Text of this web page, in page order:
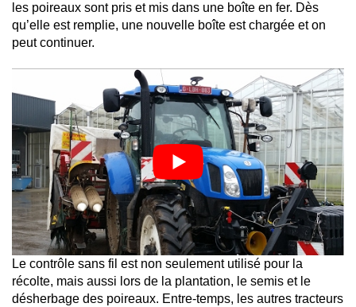
les poireaux sont pris et mis dans une boîte en fer. Dès
qu’elle est remplie, une nouvelle boîte est chargée et on
peut continuer.
Le contrôle sans fil est non seulement utilisé pour la
récolte, mais aussi lors de la plantation, le semis et le
désherbage des poireaux. Entre-temps, les autres tracteurs